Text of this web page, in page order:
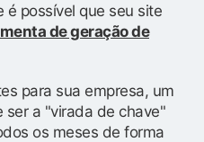
é possível que seu site
de geração de
para sua empresa, um
a "virada de chave"
os meses de forma